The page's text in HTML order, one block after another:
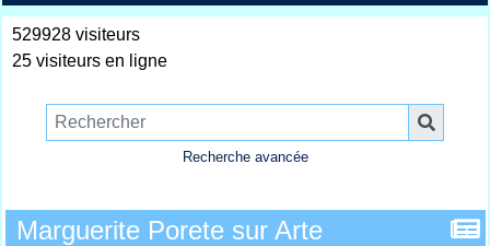
529928 visiteurs
25 visiteurs en ligne
Recherche avancée
Marguerite Porete sur Arte